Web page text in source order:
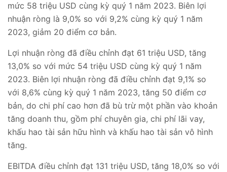
mức 58 triệu USD cùng kỳ quý 1 năm 2023. Biên lợi
nhuận ròng là 9,0% so với 9,2% cùng kỳ quý 1 năm
2023, giảm 20 điểm cơ bản.
Lợi nhuận ròng đã điều chỉnh đạt 61 triệu USD, tăng
13,0% so với mức 54 triệu USD cùng kỳ quý 1 năm
2023. Biên lợi nhuận ròng đã điều chỉnh đạt 9,1% so
với 8,6% cùng kỳ quý 1 năm 2023, tăng 50 điểm cơ
bản, do chi phí cao hơn đã bù trừ một phần vào khoản
tăng doanh thu, gồm phí chuyên gia, chi phí lãi vay,
khấu hao tài sản hữu hình và khấu hao tài sản vô hình
tăng.
EBITDA điều chỉnh đạt 131 triệu USD, tăng 18,0% so với